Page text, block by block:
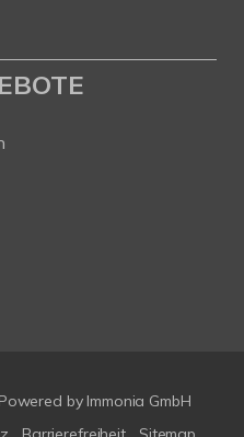
Powered by Immonia GmbH